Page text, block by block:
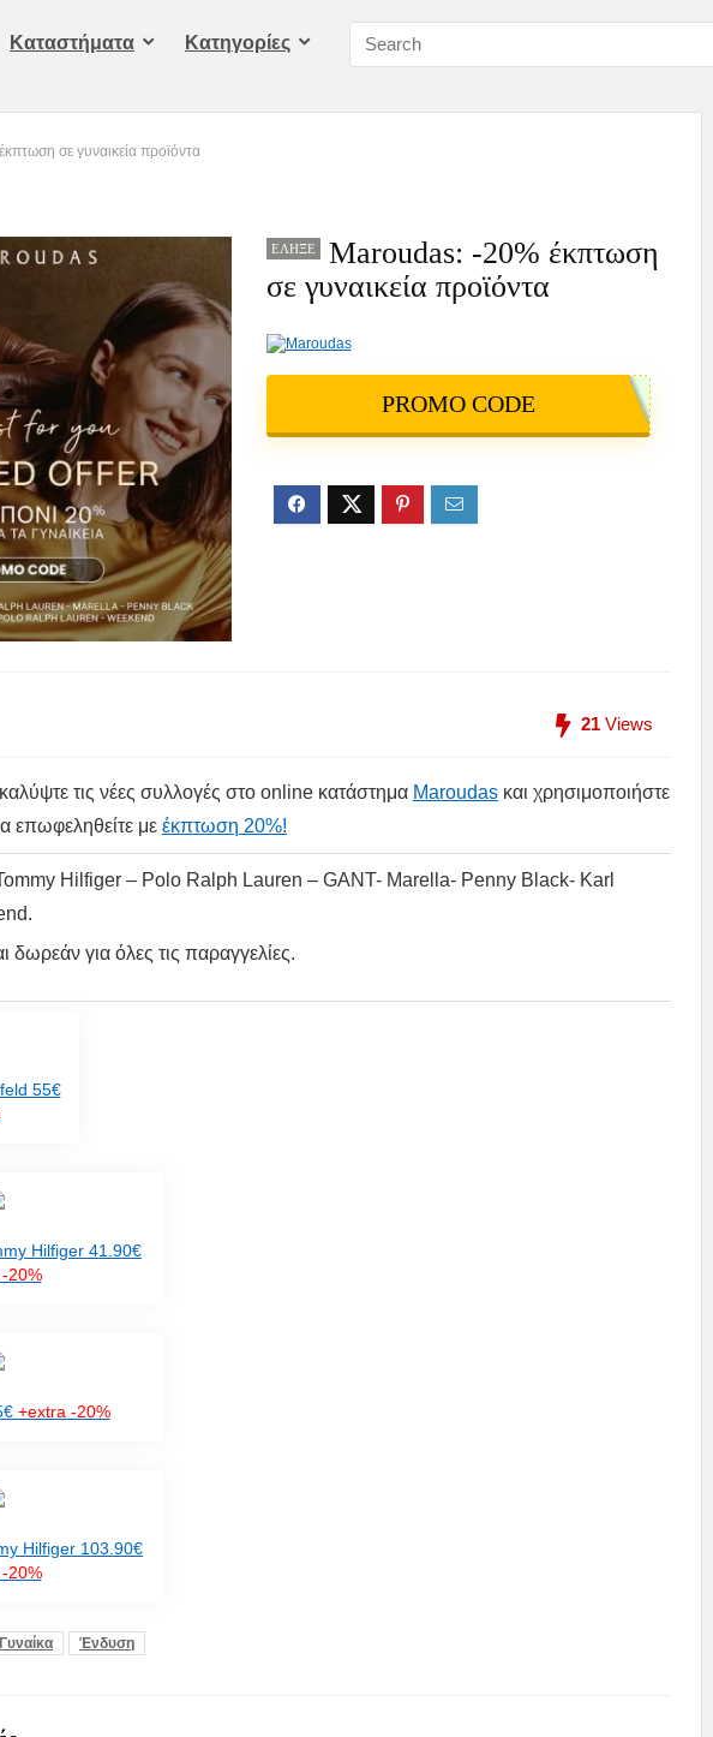
Καταστήματα Kατηγορίες
σε γυναικεία προϊόντα
ΈΛΗΞΕ
Maroudas: -20% έκπτωση
σε γυναικεία προϊόντα
PROMO CODE
21 Views
τις νέες συλλογές στο online κατάστημα Maroudas και χρησιμοποιήστε
επωφεληθείτε με έκπτωση 20%!
Hilfiger – Polo Ralph Lauren – GANT- Marella- Penny Black- Karl
δωρεάν για όλες τις παραγγελίες.
55€
Hilfiger 41.90€
20%
+extra -20%
Hilfiger 103.90€
20%
Γυναίκα Ένδυση